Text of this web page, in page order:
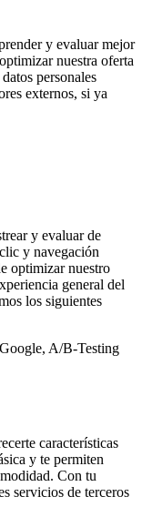
y evaluar mejor
nuestra oferta
personales
externos, si ya
y evaluar de
y navegación
optimizar nuestro
general del
los siguientes
A/B-Testing
características
y te permiten
Con tu
servicios de terceros